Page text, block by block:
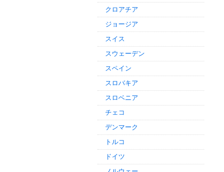
クロアチア
ジョージア
スイス
スウェーデン
スペイン
スロバキア
スロベニア
チェコ
デンマーク
トルコ
ドイツ